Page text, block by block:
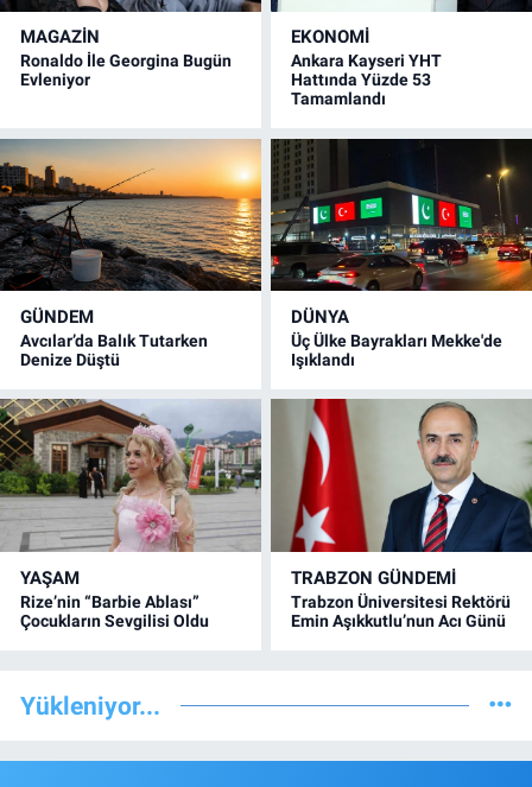
MAGAZİN
Ronaldo İle Georgina Bugün
Evleniyor
EKONOMİ
Ankara Kayseri YHT
Hattında Yüzde 53
Tamamlandı
GÜNDEM
Avcılar’da Balık Tutarken
Denize Düştü
DÜNYA
Üç Ülke Bayrakları Mekke'de
Işıklandı
YAŞAM
Rize’nin “Barbie Ablası”
Çocukların Sevgilisi Oldu
TRABZON GÜNDEMİ
Trabzon Üniversitesi Rektörü
Emin Aşıkkutlu’nun Acı Günü
Yükleniyor...